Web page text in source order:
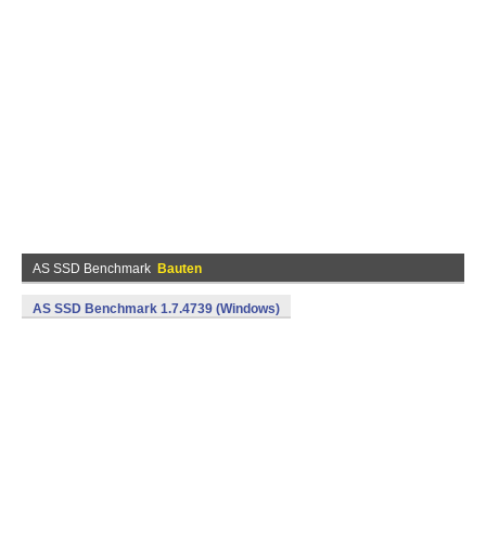
AS SSD Benchmark Bauten
AS SSD Benchmark 1.7.4739 (Windows)